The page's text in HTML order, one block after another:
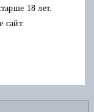
18 лет.
сайт.